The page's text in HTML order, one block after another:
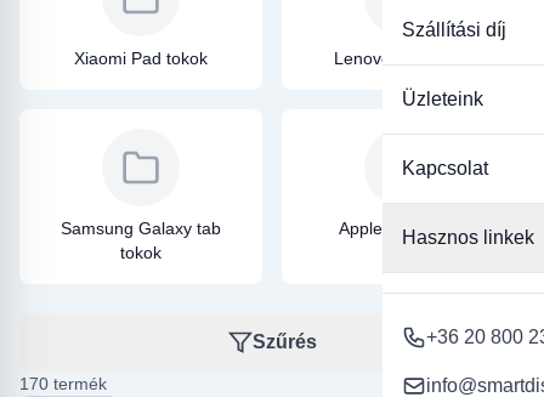
Szállítási díj
Üzleteink
Kapcsolat
Hasznos linkek
+36 20 800
Xiaomi Pad tokok Lenovo TAB tokok
Samsung Galaxy tab
tokok
Apple iPad tokok
Szűrés
170 termék